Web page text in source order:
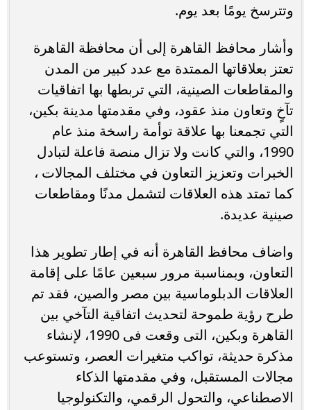
وتترسخ يومًا بعد يوم.
وأشار محافظ القاهرة إلى أن محافظة القاهرة
تعتز بعلاقاتها الممتدة مع عدد كبير من المدن
والمقاطعات الصينية، التي تربطها بها اتفاقيات
تآخٍ وتعاون منذ عقود، وفي مقدمتها مدينة بكين،
التي تجمعنا بها علاقة توأمة راسخة منذ عام
1990، والتي كانت ولا تزال منصة فاعلة لتبادل
الخبرات وتعزيز التعاون في مختلف المجالات ،
كما تمتد هذه العلاقات لتشمل مدنًا ومقاطعات
صينية عديدة.
واضاف محافظ القاهرة أنه في إطار تطوير هذا
التعاون، وبمناسبة مرور سبعين عامًا على إقامة
العلاقات الدبلوماسية بين مصر والصين، فقد تم
طرح رؤية طموحة لتحديث اتفاقية التآخي بين
القاهرة وبكين، التى وقعت فى 1990، لإنشاء
مذكرة حديثة، تواكب متغيرات العصر، وتستوعب
مجالات المستقبل، وفي مقدمتها الذكاء
الاصطناعي، والتحول الرقمي، والتكنولوجيا